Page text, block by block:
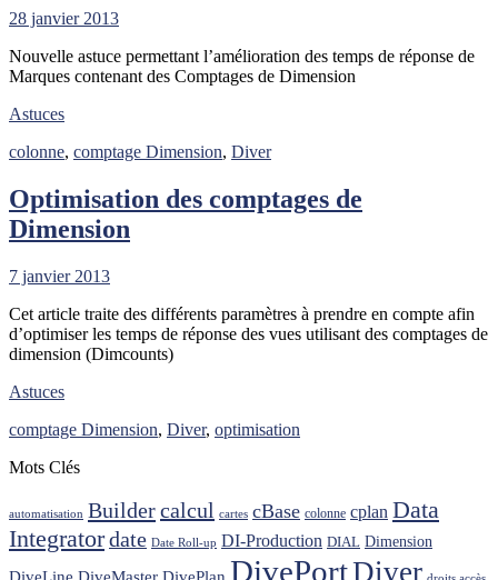
28 janvier 2013
Nouvelle astuce permettant l’amélioration des temps de réponse de
Marques contenant des Comptages de Dimension
Astuces
colonne, comptage Dimension, Diver
Optimisation des comptages de
Dimension
7 janvier 2013
Cet article traite des différents paramètres à prendre en compte afin
d’optimiser les temps de réponse des vues utilisant des comptages de
dimension (Dimcounts)
Astuces
comptage Dimension, Diver, optimisation
Mots Clés
automatisation Buildercalcul cartes cBase colonne cplan Data
Integratordate Date Roll-up DI-Production DIAL Dimension
DiveLine DiveMaster DivePlan DivePortDiver